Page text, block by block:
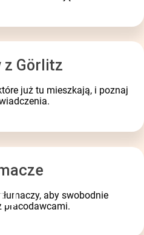
z Görlitz
już tu mieszkają, i poznaj
aby swobodnie
pracodawcami.